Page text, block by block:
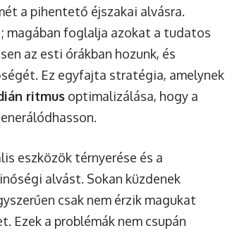
a pihentető éjszakai alvásra.
magában foglalja azokat a tudatos
az esti órákban hozunk, és
Ez egyfajta stratégia, amelynek
ritmus optimalizálása, hogy a
eszközök térnyerése és a
alvást. Sokan küzdenek
csak nem érzik magukat
Ezek a problémák nem csupán